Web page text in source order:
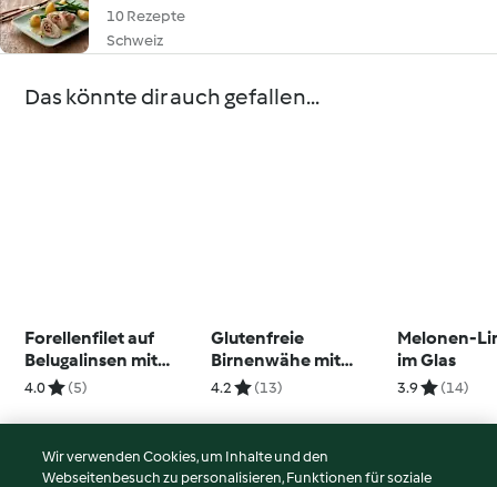
10 Rezepte
Schweiz
Das könnte dir auch gefallen...
Forellenfilet auf
Belugalinsen mit
Fenchel und
4.0 (5)
Glutenfreie
Birnenwähe mit
Gorgonzola und
4.2 (13)
Melonen-
im Glas
3.9 (14)
Wir verwenden Cookies, um Inhalte und den
Webseitenbesuch zu personalisieren, Funktionen für soziale